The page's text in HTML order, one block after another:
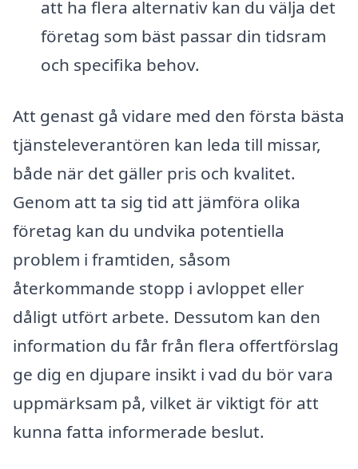
att ha flera alternativ kan du välja det
företag som bäst passar din tidsram
och specifika behov.
Att genast gå vidare med den första bästa
tjänsteleverantören kan leda till missar,
både när det gäller pris och kvalitet.
Genom att ta sig tid att jämföra olika
företag kan du undvika potentiella
problem i framtiden, såsom
återkommande stopp i avloppet eller
dåligt utfört arbete. Dessutom kan den
information du får från flera offertförslag
ge dig en djupare insikt i vad du bör vara
uppmärksam på, vilket är viktigt för att
kunna fatta informerade beslut.